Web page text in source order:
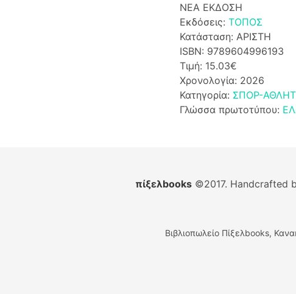
ΝΕΑ ΕΚΔΟΣΗ
Εκδόσεις: ΤΟΠΟΣ
Κατάσταση: ΑΡΙΣΤΗ
ISBN: 9789604996193
Τιμή: 15.03€
Χρονολογία: 2026
Κατηγορία: ΣΠΟΡ-
Γλώσσα πρωτοτύπου:
πίξελbooks ©2017. Handcrafted
Βιβλιοπωλείο Πίξελbooks,